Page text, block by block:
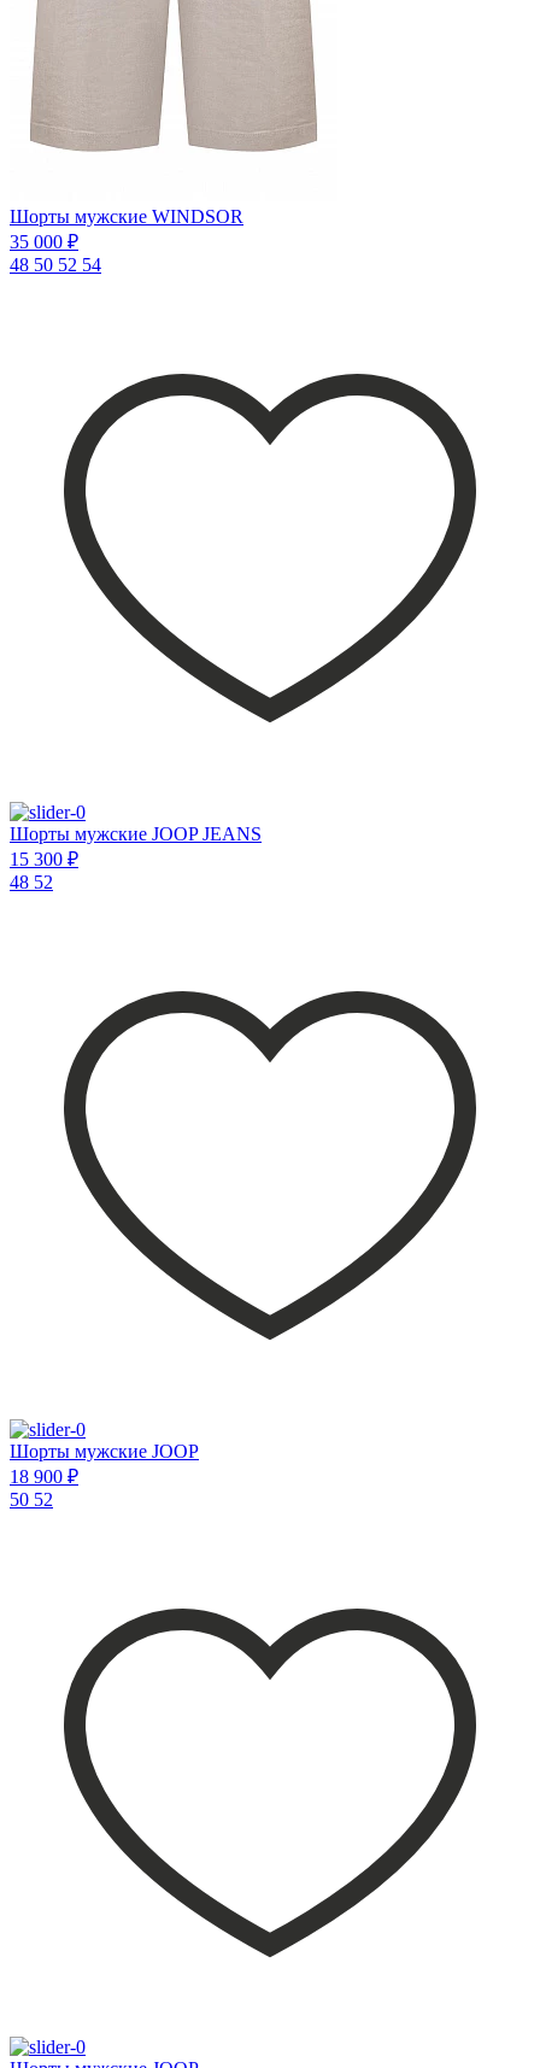
Шорты мужские WINDSOR
35 000 ₽
48 50 52 54
Шорты мужские JOOP JEANS
15 300 ₽
48 52
Шорты мужские JOOP
18 900 ₽
50 52